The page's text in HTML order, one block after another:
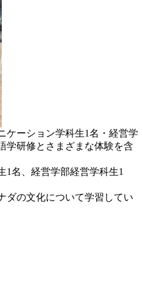
ケーション学科生1名・経営学
学研修とさまざまな体験を含
名、経営学部経営学科生1
ダの文化について学習してい